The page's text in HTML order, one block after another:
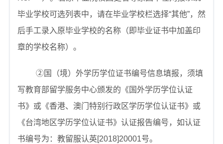
毕业学校可选列表中，请在毕业学校栏选择“其他”，然
后手工录入原毕业学校的名称（即毕业证书中加盖印
章的学校名称）。
②国 （境）外学历学位证书编号信息填报，须填
写教育部留学服务中心颁发的《国外学历学位认证
书》或《香港、澳门特别行政区学历学位认证书》或
《台湾地区学历学位认证书》认证报告编号，如认证
书编号为：教留服认英[2018]20001号。